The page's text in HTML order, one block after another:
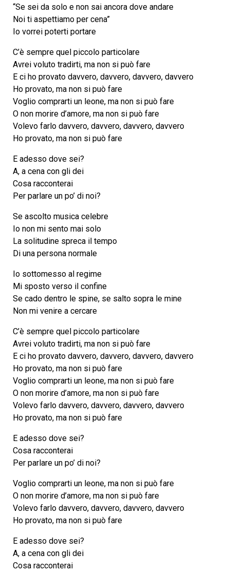
“Se sei da solo e non sai ancora dove andare
Noi ti aspettiamo per cena”
Io vorrei poterti portare
C’è sempre quel piccolo particolare
Avrei voluto tradirti, ma non si può fare
E ci ho provato davvero, davvero, davvero, davvero
Ho provato, ma non si può fare
Voglio comprarti un leone, ma non si può fare
O non morire d’amore, ma non si può fare
Volevo farlo davvero, davvero, davvero, davvero
Ho provato, ma non si può fare
E adesso dove sei?
A, a cena con gli dei
Cosa racconterai
Per parlare un po’ di noi?
Se ascolto musica celebre
Io non mi sento mai solo
La solitudine spreca il tempo
Di una persona normale
Io sottomesso al regime
Mi sposto verso il confine
Se cado dentro le spine, se salto sopra le mine
Non mi venire a cercare
C’è sempre quel piccolo particolare
Avrei voluto tradirti, ma non si può fare
E ci ho provato davvero, davvero, davvero, davvero
Ho provato, ma non si può fare
Voglio comprarti un leone, ma non si può fare
O non morire d’amore, ma non si può fare
Volevo farlo davvero, davvero, davvero, davvero
Ho provato, ma non si può fare
E adesso dove sei?
Cosa racconterai
Per parlare un po’ di noi?
Voglio comprarti un leone, ma non si può fare
O non morire d’amore, ma non si può fare
Volevo farlo davvero, davvero, davvero, davvero
Ho provato, ma non si può fare
E adesso dove sei?
A, a cena con gli dei
Cosa racconterai